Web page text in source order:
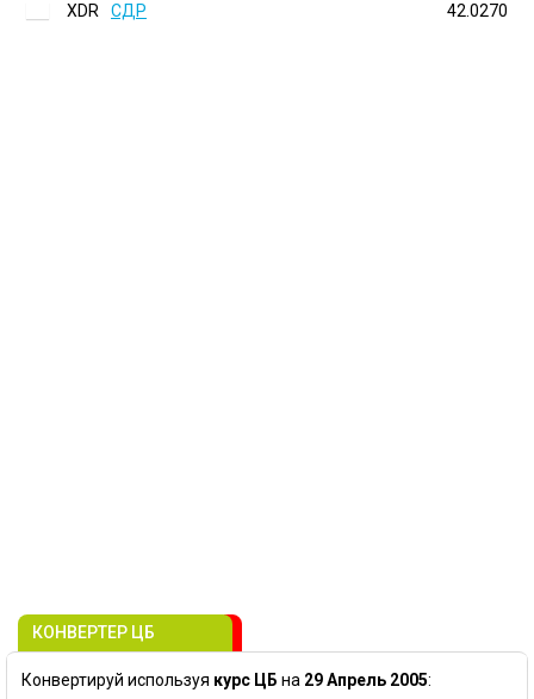
XDR
СДР 42.0270
КОНВЕРТЕР ЦБ
Конвертируй используя курс ЦБ на 29 Апрель 2005: